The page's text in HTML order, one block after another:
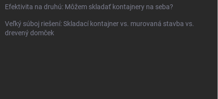
Efektivita na druhú: Môžem skladať kontajnery na seba?
Veľký súboj riešení: Skladací kontajner vs. murovaná stavba vs.
drevený domček